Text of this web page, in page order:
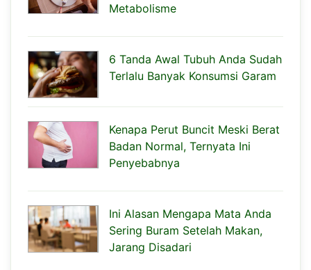
Metabolisme
6 Tanda Awal Tubuh Anda Sudah
Terlalu Banyak Konsumsi Garam
Kenapa Perut Buncit Meski Berat
Badan Normal, Ternyata Ini
Penyebabnya
Ini Alasan Mengapa Mata Anda
Sering Buram Setelah Makan,
Jarang Disadari